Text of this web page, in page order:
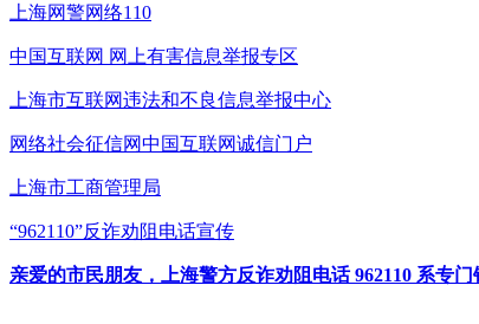
上海网警网络110
中国互联网 网上有害信息举报专区
上海市互联网违法和不良信息举报中心
网络社会征信网中国互联网诚信门户
上海市工商管理局
“962110”反诈劝阻电话宣传
亲爱的市民朋友，上海警方反诈劝阻电话 962110 系专